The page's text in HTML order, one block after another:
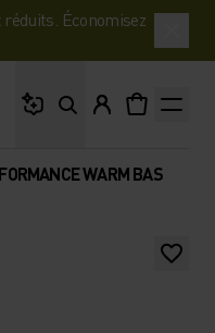
Économisez
WARM BAS